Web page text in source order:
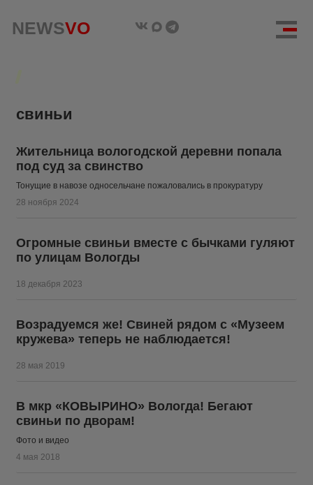
NEWSVO
NEWSVO
свиньи
Жительница вологодской деревни попала
под суд за свинство
Тонущие в навозе односельчане пожаловались в прокуратуру
28 ноября 2024
Огромные свиньи вместе с бычками гуляют
по улицам Вологды
18 декабря 2023
Возрадуемся же! Свиней рядом с «Музеем
кружева» теперь не наблюдается!
28 мая 2019
В мкр «КОВЫРИНО» Вологда! Бегают
свиньи по дворам!
Фото и видео
4 мая 2018